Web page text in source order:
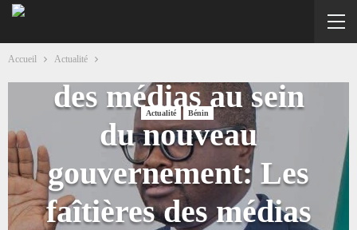
Accueil Actualité
Actualité Bénin
ministère chargé
des médias au sein
du nouveau
gouvernement: Les
faîtières des médias